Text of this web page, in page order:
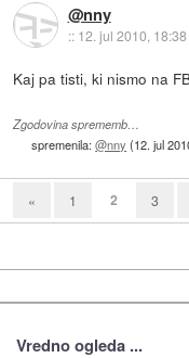
@nny
:: 12. jul 2010, 18:38
Kaj pa tisti, ki nismo na
Zgodovina sprememb…
spremenila:@nny (12. jul
« 1 2 3
Vredno ogleda ...